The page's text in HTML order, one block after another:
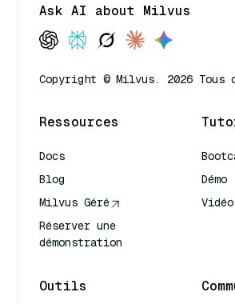
Ask AI about Milvus
Copyright © Milvus. 2026 Tous
Ressources
Docs
Blog
Milvus Géré
Réserver une
démonstration
Démo
Vidéo
Outils